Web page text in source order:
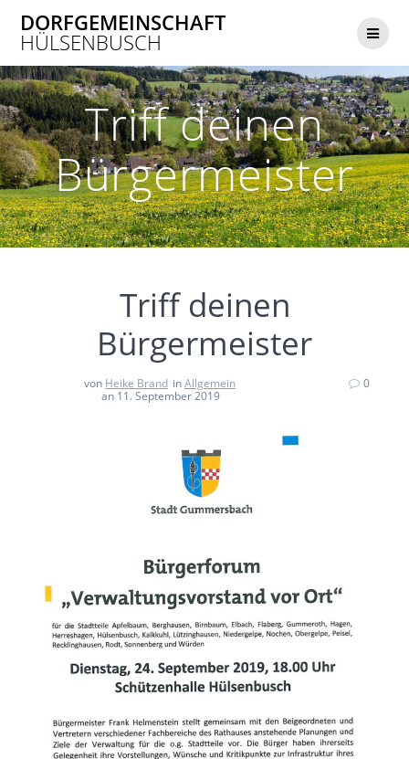
Inhalt
DORFGEMEINSCHAFT
HÜLSENBUSCH
Triff deinen
Bürgermeister
Triff deinen
Bürgermeister
von Heike Brand inAllgemein
an 11. September 2019
0